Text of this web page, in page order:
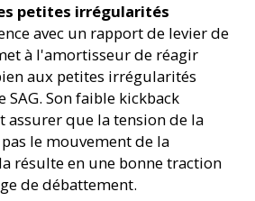
petites irrégularités
avec un rapport de levier de
à l'amortisseur de réagir
aux petites irrégularités
SAG. Son faible kickback
assurer que la tension de la
le mouvement de la
résulte en une bonne traction
de débattement.